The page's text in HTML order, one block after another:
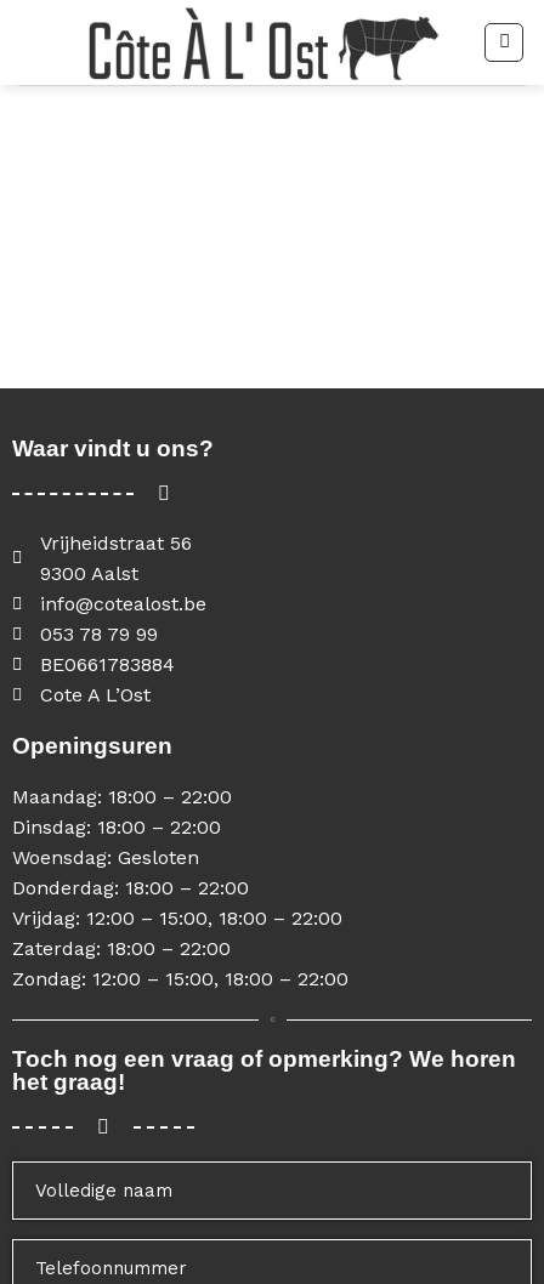
Waar vindt u ons?
Vrijheidstraat 56
9300 Aalst
info@cotealost.be
053 78 79 99
BE0661783884
Cote A L’Ost
Openingsuren
Maandag: 18:00 – 22:00
Dinsdag: 18:00 – 22:00
Woensdag: Gesloten
Donderdag: 18:00 – 22:00
Vrijdag: 12:00 – 15:00, 18:00 – 22:00
Zaterdag: 18:00 – 22:00
Zondag: 12:00 – 15:00, 18:00 – 22:00
Toch nog een vraag of opmerking? We horen
het graag!